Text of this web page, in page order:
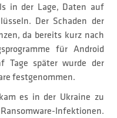
in der Lage, Daten auf
Der Schaden der
da bereits kurz nach
für Android
Tage später wurde der
festgenommen.
es in der Ukraine zu
Infektionen.